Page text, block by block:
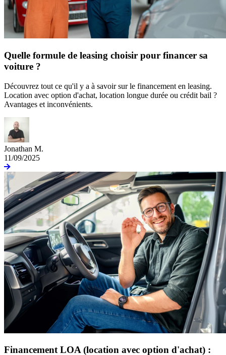
Quelle formule de leasing choisir pour financer sa
voiture ?
Découvrez tout ce qu'il y a à savoir sur le financement en leasing.
Location avec option d'achat, location longue durée ou crédit bail ?
Avantages et inconvénients.
Jonathan M.
11/09/2025
Financement LOA (location avec option d'achat) :